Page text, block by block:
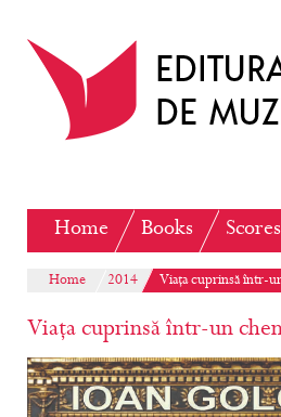
Home Books Scores
Home 2014 Viața cuprinsă într-
Viața cuprinsă într-un